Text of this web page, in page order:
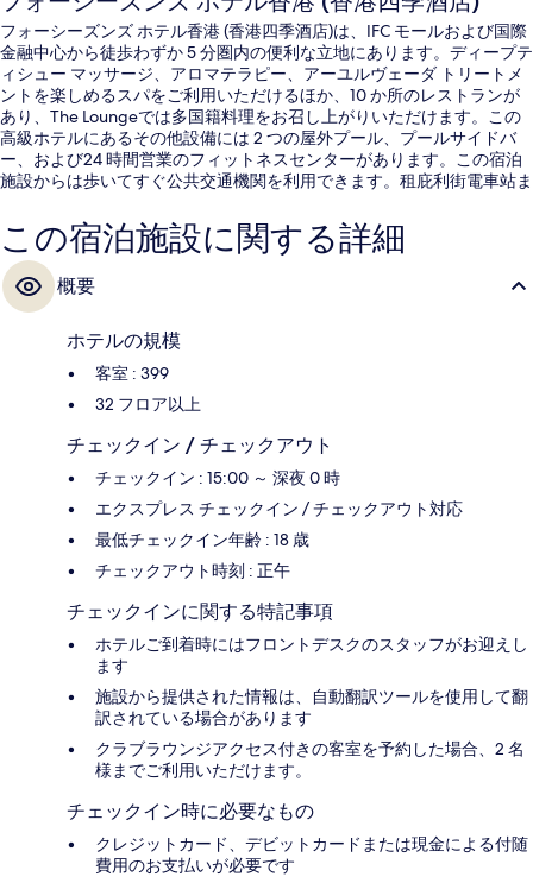
フォーシーズンズ ホテル香港 (香港四季酒店)は、IFC モールおよび国際
金融中心から徒歩わずか 5 分圏内の便利な立地にあります。ディープテ
ィシュー マッサージ、アロマテラピー、アーユルヴェーダ トリートメ
ントを楽しめるスパをご利用いただけるほか、10 か所のレストランが
あり、The Loungeでは多国籍料理をお召し上がりいただけます。この
高級ホテルにあるその他設備には 2 つの屋外プール、プールサイドバ
ー、および24 時間営業のフィットネスセンターがあります。この宿泊
施設からは歩いてすぐ公共交通機関を利用できます。租庇利街電車站ま
この宿泊施設に関する詳細
概要
ホテルの規模
客室 : 399
32 フロア以上
チェックイン / チェックアウト
チェックイン : 15:00 ～ 深夜 0 時
エクスプレス チェックイン / チェックアウト対応
最低チェックイン年齢 : 18 歳
チェックアウト時刻 : 正午
チェックインに関する特記事項
ホテルご到着時にはフロントデスクのスタッフがお迎えし
ます
施設から提供された情報は、自動翻訳ツールを使用して翻
訳されている場合があります
クラブラウンジアクセス付きの客室を予約した場合、2 名
様までご利用いただけます。
チェックイン時に必要なもの
クレジットカード、デビットカードまたは現金による付随
費用のお支払いが必要です